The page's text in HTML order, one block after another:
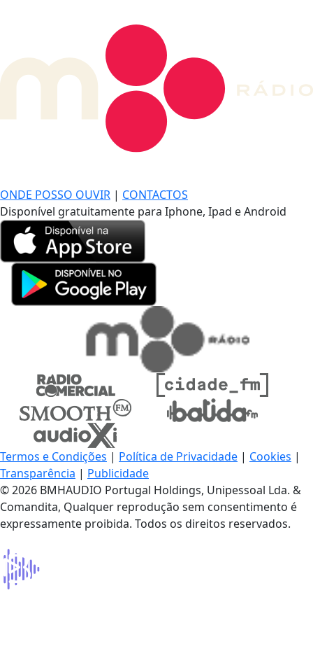
ONDE POSSO OUVIR | CONTACTOS
Disponível gratuitamente para Iphone, Ipad e Android
Termos e Condições | Política de Privacidade | Cookies |
Transparência | Publicidade
© 2026 BMHAUDIO Portugal Holdings, Unipessoal Lda. &
Comandita, Qualquer reprodução sem consentimento é
expressamente proibida. Todos os direitos reservados.